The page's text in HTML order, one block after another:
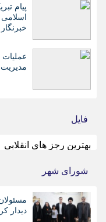
پیام
خبرنگار
مدیریت
فایل
بهترین رجز های انقلابی
شورای شهر
دیدار